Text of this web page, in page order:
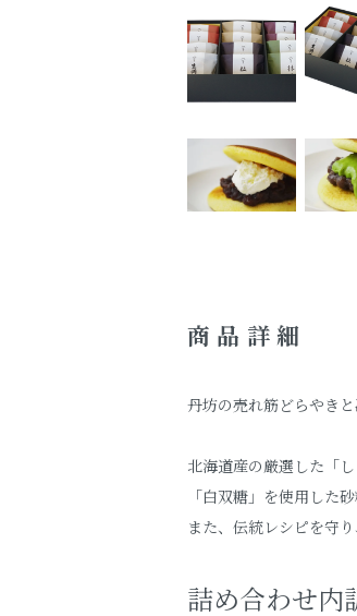
商品詳細
丹坊の売れ筋どらやき
北海道産の厳選した「
「白双糖」を使用した
また、伝統レシピを守
詰め合わせ内